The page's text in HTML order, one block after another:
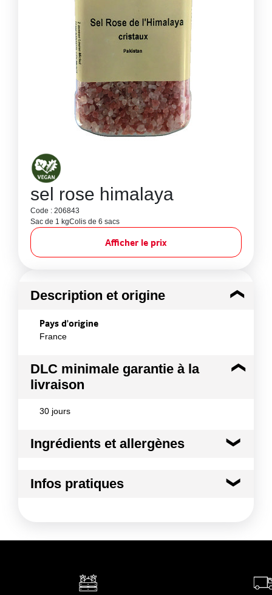
sel rose himalaya
Code : 206843
Sac de 1 kgColis de 6 sacs
Afficher le prix
Description et origine
Pays d'origine
France
DLC minimale garantie à la
livraison
30 jours
Ingrédients et allergènes
Diamant de sel Origine Pakistan
Infos pratiques
Durée totale du produit :10 ans
Opérations